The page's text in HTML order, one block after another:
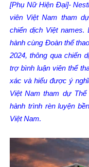
[Phụ Nữ Hiện Đại]-
viên Việt Nam tham
chiến dịch Việt names.
hành cùng Đoàn thể
2024, thông qua chiến
trợ bình luận viên thể
xác và hiểu được ý
Việt Nam tham dự
hành trình rèn luyện
Việt Nam.